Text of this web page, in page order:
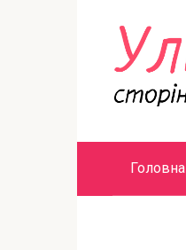
Головна